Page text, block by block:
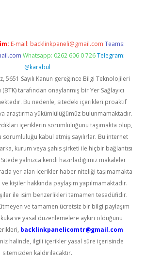
E-mail: backlinkpaneli@gmail.com Teams:
Whatsapp: 0262 606 0 726 Telegram:
@karabul
5651 Sayılı Kanun gereğince Bilgi Teknolojileri
tarafından onaylanmış bir Yer Sağlayıcı
Bu nedenle, sitedeki içerikleri proaktif
araştırma yükümlülüğümüz bulunmamaktadır.
içeriklerin sorumluluğunu taşımakta olup,
kabul etmiş sayılırlar. Bu internet
kurum veya şahıs şirketi ile hiçbir bağlantısı
yalnızca kendi hazırladığımız makaleler
yer alan içerikler haber niteliği taşımamakta
kişiler hakkında paylaşım yapılmamaktadır.
ile isim benzerlikleri tamamen tesadüfidir.
ve tamamen ücretsiz bir bilgi paylaşım
ve yasal düzenlemelere aykırı olduğunu
backlinkpanelicomtr@gmail.com
halinde, ilgili içerikler yasal süre içerisinde
sitemizden kaldırılacaktır.